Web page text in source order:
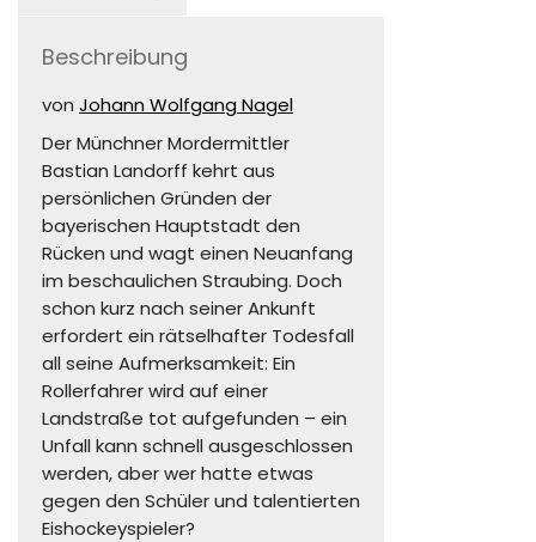
Beschreibung
von Johann Wolfgang Nagel
Der Münchner Mordermittler
Bastian Landorff kehrt aus
persönlichen Gründen der
bayerischen Hauptstadt den
Rücken und wagt einen Neuanfang
im beschaulichen Straubing. Doch
schon kurz nach seiner Ankunft
erfordert ein rätselhafter Todesfall
all seine Aufmerksamkeit: Ein
Rollerfahrer wird auf einer
Landstraße tot aufgefunden – ein
Unfall kann schnell ausgeschlossen
werden, aber wer hatte etwas
gegen den Schüler und talentierten
Eishockeyspieler?